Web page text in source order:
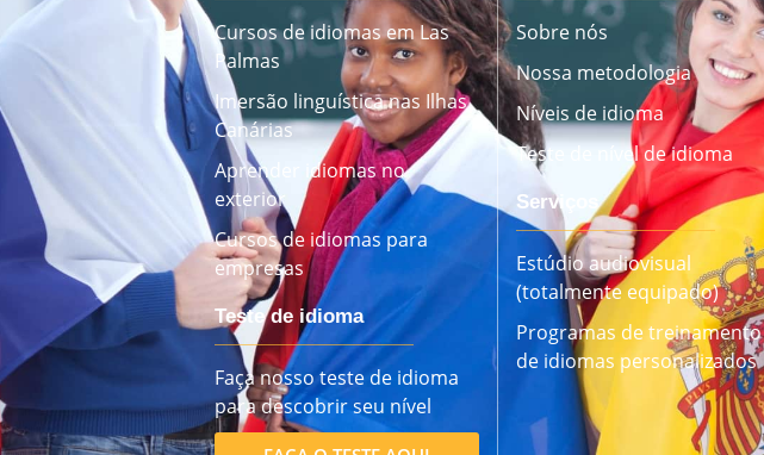
Cursos de idiomas em Las
Palmas
Imersão linguística nas Ilhas
Canárias
Aprender idiomas no
exterior
Cursos de idiomas para
empresas
Teste de idioma
Faça nosso teste de idioma
para descobrir seu nível
Sobre nós
Nossa metodologia
Níveis de idioma
Teste de nível de idioma
Serviços
Estúdio audiovisual
(totalmente equipado)
Programas de treinamento
de idiomas personalizados